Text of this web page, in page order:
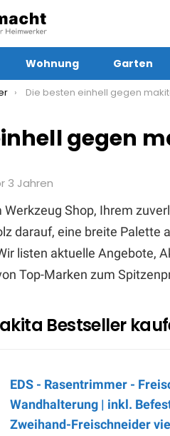
Wohnung Garten
Die besten einhell gegen makita
gegen
3 Jahren
Shop, Ihrem
darauf, eine breite Palette
listen aktuelle Angebote,
Top-Marken zum
Bestseller
EDS - Rasentrimmer -
Wandhalterung | inkl.
Zweihand-Freischneider